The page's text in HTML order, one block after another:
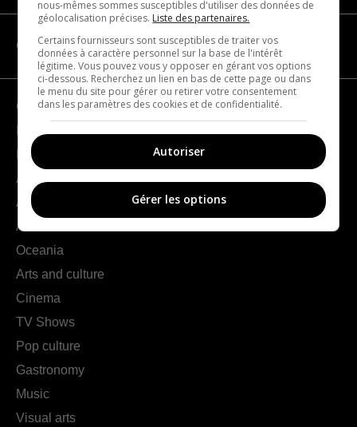
CATEGORIES
Geography
Europe
Americas
Asia
Africa
Oceania
Arts and culture
Cinema
TV Shows
Pop culture
Gastronomy
Music
Visual arts
nous-mêmes sommes susceptibles d'utiliser des données de
géolocalisation précises. Liste des partenaires.
Certains fournisseurs sont susceptibles de traiter vos
données à caractère personnel sur la base de l'intérêt
légitime. Vous pouvez vous y opposer en gérant vos options
ci-dessous. Recherchez un lien en bas de cette page ou dans
le menu du site pour gérer ou retirer votre consentement
dans les paramètres des cookies et de confidentialité.
Autoriser
Gérer les options